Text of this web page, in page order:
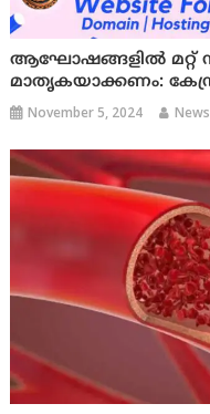
ആഘോഷങ്ങളിൽ മറ്റ്
മാതൃകയാക്കണം:
November 5, 2024